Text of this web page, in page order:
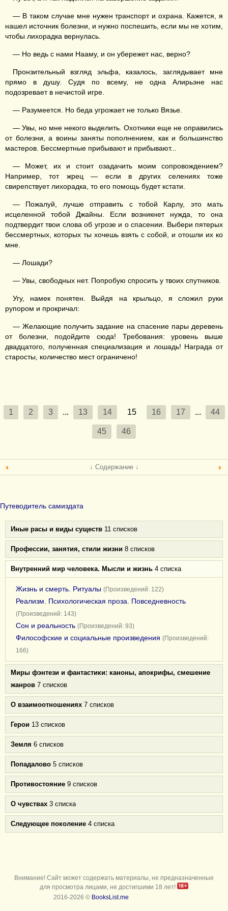
— В таком случае мне нужен транспорт и охрана. Кажется, я
нашел источник болезни, и нужно поспешить, если мы не хотим,
чтобы лихорадка вернулась.
— Но ведь с нами Нааму, и он убережет нас, верно?
Пронзительный взгляд эльфа, казалось, заглядывает мне
прямо в душу. Судя по всему, не одна Алирьэне нас
подозревает в нечистой игре.
— Разумеется. Но беда угрожает не только Вязье.
— Увы, но мне некого выделить. Охотники еще не оправились
от болезни, а воины заняты пополнением, как и большинство
мастеров. Бессмертные прибывают и прибывают...
— Может, их и стоит озадачить моим сопровождением?
Например, тот жрец — если в других селениях тоже
свирепствует лихорадка, то его помощь будет кстати.
— Пожалуй, лучше отправить с тобой Карлу, это мать
исцеленной тобой Джайны. Если возникнет нужда, то она
подтвердит твои слова об угрозе и о спасении. Выбери пятерых
бессмертных, которых ты хочешь взять с собой, и отошли их ко
мне.
— Лошади?
— Увы, свободных нет. Попробую спросить у твоих спутников.
Угу, намек понятен. Выйдя на крыльцо, я сложил руки
рупором и прокричал:
— Желающие получить задание на спасение пары деревень
от болезни, подойдите сюда! Требования: уровень выше
двадцатого, полученная специализация и лошадь! Награда от
старосты, количество мест ограничено!
1 2 3 ... 13 14 15 16 17 ... 44
45 46
↓ Содержание ↓
Путеводитель самиздата
Иные расы и виды существ 11 списков
Профессии, занятия, стили жизни 8 списков
Внутренний мир человека. Мысли и жизнь 4 списка
Жизнь и смерть. Ритуалы (Произведений: 122)
Реализм. Психологическая проза. Повседневность
(Произведений: 143)
Сон и реальность (Произведений: 93)
Философские и социальные произведения (Произведений:
166)
Миры фэнтези и фантастики: каноны, апокрифы, смешение
жанров 7 списков
О взаимоотношениях 7 списков
Герои 13 списков
Земля 6 списков
Попадалово 5 списков
Противостояние 9 списков
О чувствах 3 списка
Следующее поколение 4 списка
Внимание! Сайт может содержать материалы, не предназначенные
для просмотра лицами, не достигшими 18 лет!
2016-2026 © BooksList.me